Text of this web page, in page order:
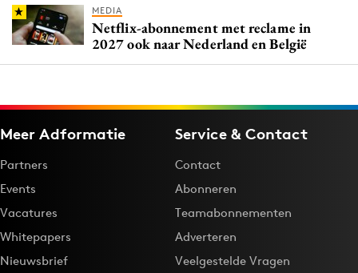
MEDIA
Netflix-abonnement met reclame in
2027 ook naar Nederland en België
Meer Adformatie
Partners
Events
Vacatures
Whitepapers
Nieuwsbrief
Service & Contact
Contact
Abonneren
Teamabonnementen
Adverteren
Veelgestelde Vragen